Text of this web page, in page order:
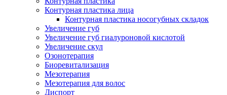
Контурная пластика лица
Контурная пластика носогубных складок
Увеличение губ
Увеличение губ гиалуроновой кислотой
Увеличение скул
Озонотерапия
Биоревитализация
Мезотерапия
Мезотерапия для волос
Диспорт